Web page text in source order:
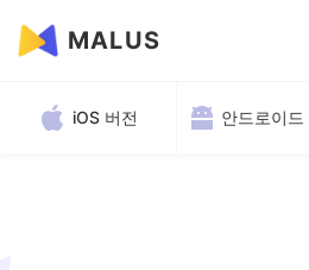
MALUS
iOS 버전 안드로이드